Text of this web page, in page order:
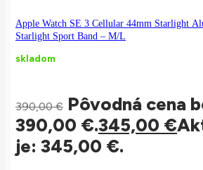
Apple Watch SE 3 Cellular 44mm Starlight
Starlight Sport Band – M/L
skladom
390,00€ Pôvodná cena
390,00 €.345,00 €
je: 345,00 €.